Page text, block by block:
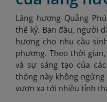
Làng hương Quảng
thế kỷ. Ban đầu, người
hương cho nhu cầu
phương. Theo thời
và sự sáng tạo của
thống này không
vươn xa tới nhiều tỉnh